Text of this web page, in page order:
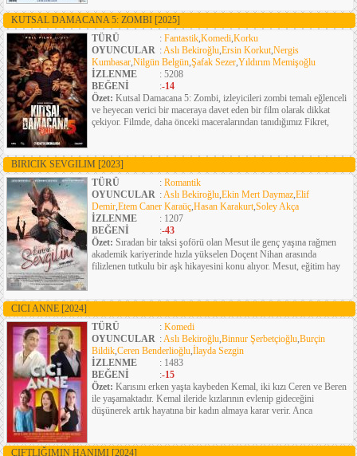
KUTSAL DAMACANA 5: ZOMBI [2025]
TÜRÜ
: Fantastik,Komedi,Korku
OYUNCULAR :Aslı Bekiroğlu,Ersin Korkut,Nergis
Kumbasar,Nilgün Belgün,Şafak Sezer,Yıldırım Memişoğlu
İZLENME
: 5208
BEĞENİ
:-14
Özet: Kutsal Damacana 5: Zombi, izleyicileri zombi temalı eğlenceli
ve heyecan verici bir maceraya davet eden bir film olarak dikkat
çekiyor. Filmde, daha önceki maceralarından tanıdığımız Fikret,
BIRICIK SEVGILIM [2023]
TÜRÜ
: Romantik
OYUNCULAR :Aslı Bekiroğlu,Ekin Mert Daymaz,Elif
Demir,Etem Caner Karaüç,Hasan Karakurt,Soley Akça
İZLENME
: 1207
BEĞENİ
:-43
Özet: Sıradan bir taksi şoförü olan Mesut ile genç yaşına rağmen
akademik kariyerinde hızla yükselen Doçent Nihan arasında
filizlenen tutkulu bir aşk hikayesini konu alıyor. Mesut, eğitim hay
CICI ANNE [2024]
TÜRÜ
: Komedi
OYUNCULAR :Aslı Bekiroğlu,Binnur Şerbetçioğlu,Burçin
Bildik,Ceren Benderlioğlu,İlayda Sezgin
İZLENME
: 1483
BEĞENİ
:-15
Özet: Karısını erken yaşta kaybeden Kemal, iki kızı Ceren ve Beren
ile yaşamaktadır. Kemal ileride kızlarının evlenip gideceğini
düşünerek artık hayatına bir kadın almaya karar verir. Anca
ÇIFTLIĞIMIN HANIMI [2024]